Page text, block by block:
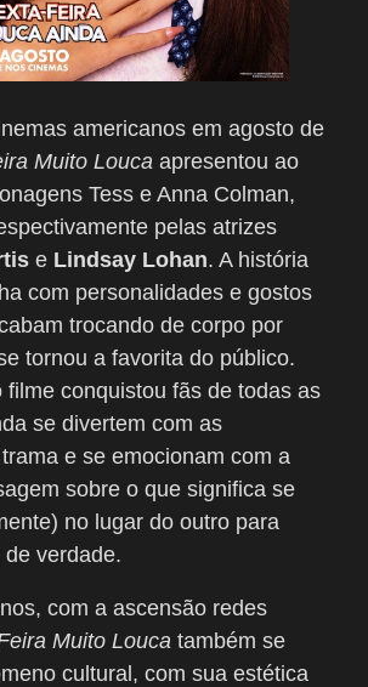
americanos em agosto de
Muito Louca apresentou ao
Tess e Anna Colman,
pelas atrizes
e Lindsay Lohan. A história
com personalidades e gostos
trocando de corpo por
tornou a favorita do público.
filme conquistou fãs de todas as
se divertem com as
e se emocionam com a
sobre o que significa se
no lugar do outro para
verdade.
com a ascensão redes
Muito Louca também se
cultural, com sua estética